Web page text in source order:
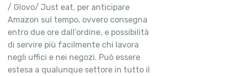
/ Glovo/ Just eat, per anticipare
Amazon sul tempo, ovvero consegna
entro due ore dall’ordine, e possibilità
di servire più facilmente chi lavora
negli uffici e nei negozi. Può essere
estesa a qualunque settore in tutto il